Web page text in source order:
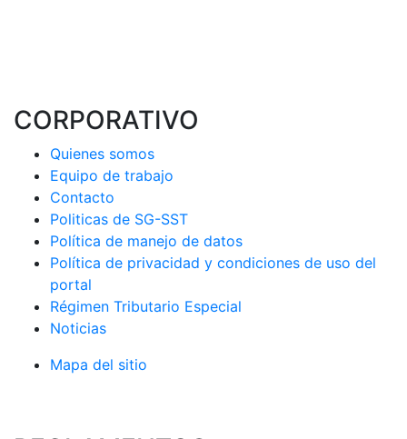
CORPORATIVO
Quienes somos
Equipo de trabajo
Contacto
Politicas de SG-SST
Política de manejo de datos
Política de privacidad y condiciones de uso del
portal
Régimen Tributario Especial
Noticias
Mapa del sitio